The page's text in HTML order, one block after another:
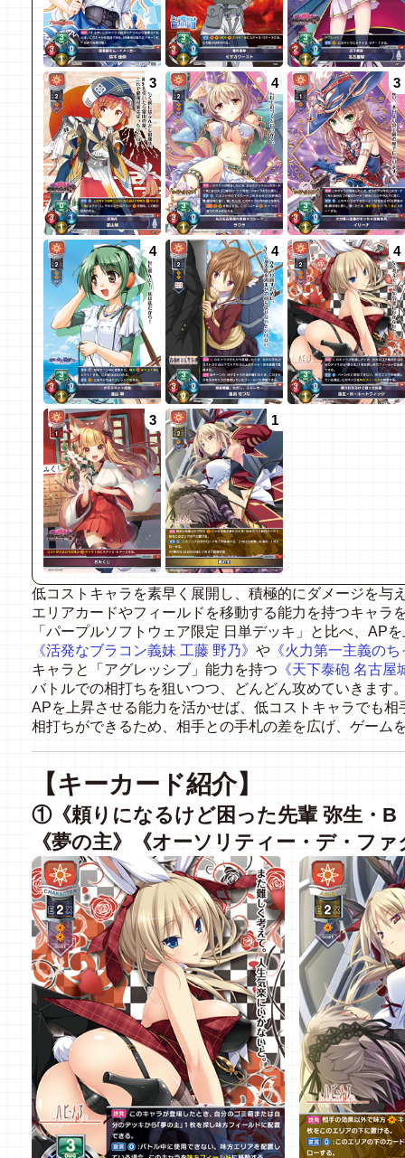
3 4 3
4 4 4
3 1
低コストキャラを素早く展開し、積極的にダメージを与
エリアカードやフィールドを移動する能力を持つキャラ
「 パープルソフトウェア限定 日単デッキ 」
と比べ、AP
《活発なブラコン義妹 工藤 野乃》 や 《火力第一主義の
キャラと
「アグレッシブ」能力を持つ 《天下泰砲 名古屋
バトルでの相打ちを狙いつつ、どんどん攻めていきます
APを上昇させる能力を活かせば、 低コストキャラでも相
相打ちができるため、相手との手札の差を広げ、ゲーム
【キーカード紹介】
①《頼りになるけど困った先輩 弥生・B
《夢の主》 《オーソリティー・デ・ファ